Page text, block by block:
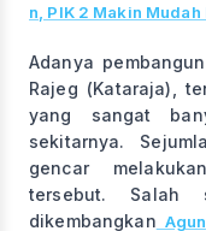
n, PIK 2 Makin
Adanya
Rajeg (Kataraja),
yang sangat
sekitarnya.
gencar
tersebut.
dikembangkan